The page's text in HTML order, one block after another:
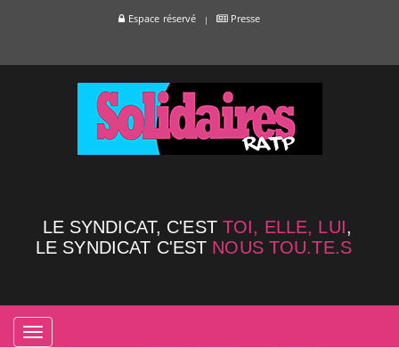
Espace réservé Presse
LE SYNDICAT, C'ESTTOI, ELLE, LUI,
LE SYNDICAT C'EST NOUS TOU.TE.S
TOGGLE